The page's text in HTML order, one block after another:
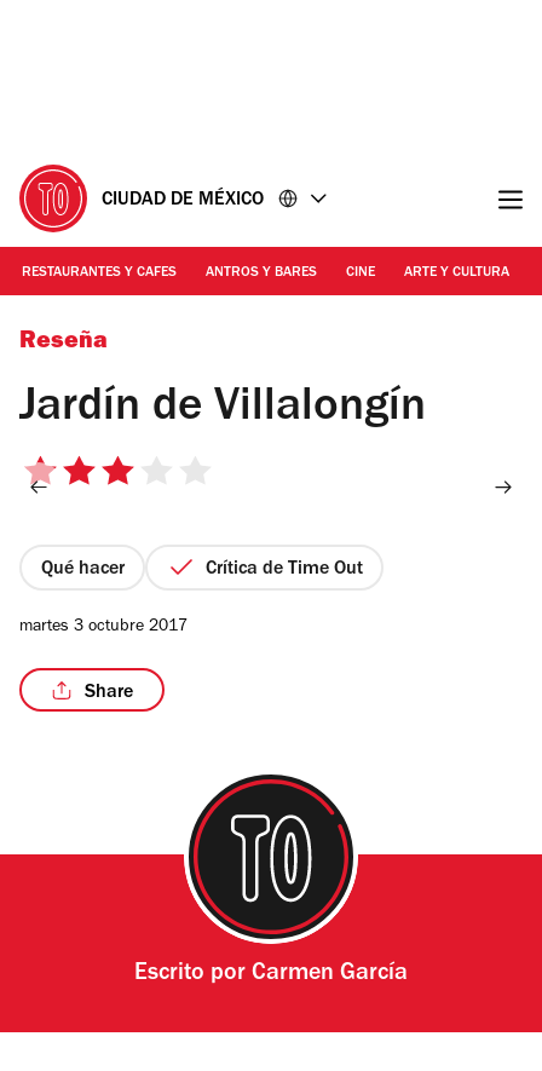
CIUDAD DE MÉXICO
RESTAURANTES Y CAFES ANTROS Y BARES CINE ARTE Y CULTURA
Foto: Luisa García
Reseña
Jardín de Villalongín
3
estrellas
Qué hacer Crítica de Time Out
martes 3 octubre 2017
Share
Escrito por Carmen García